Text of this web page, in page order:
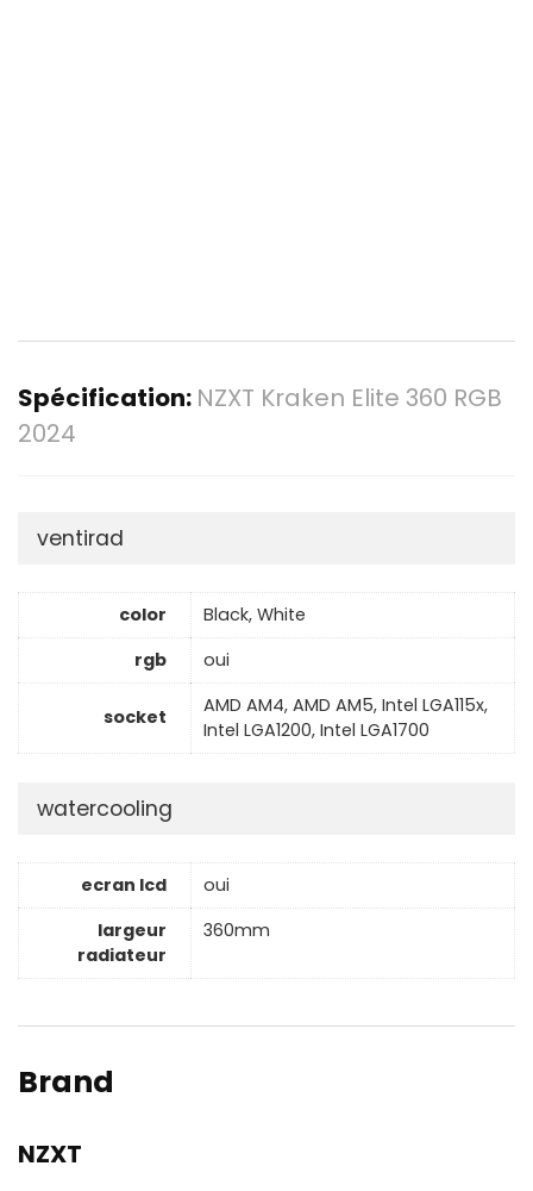
Spécification: NZXT Kraken Elite 360 RGB
2024
ventirad
color
Black, White
rgb
oui
socket
AMD AM4, AMD AM5, Intel LGA115x,
Intel LGA1200, Intel LGA1700
watercooling
ecran lcd
oui
largeur
radiateur
360mm
Brand
NZXT